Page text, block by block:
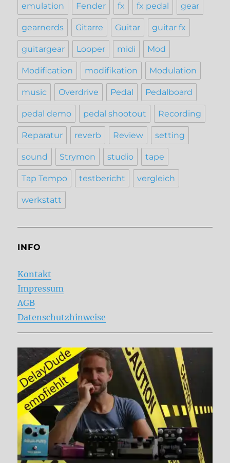
emulation Fender fx fx pedal gear
gearnerds Gitarre Guitar guitar fx
guitargear Looper midi Mod
Modification modifikation Modulation
music Overdrive Pedal Pedalboard
pedal demo pedal shootout Recording
Reparatur reverb Review setting
sound Strymon studio tape
Tap Tempo testbericht vergleich
werkstatt
INFO
Kontakt
Impressum
AGB
Datenschutzhinweise